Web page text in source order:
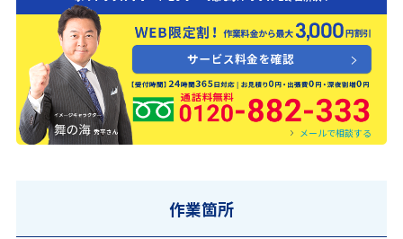
0120-882-333
メールで相談する
作業箇所